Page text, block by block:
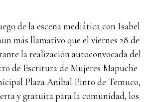
de la escena mediática con Isabel
más llamativo que el viernes 28 de
la realización autoconvocada del
de Escritura de Mujeres Mapuche
Plaza Aníbal Pinto de Temuco,
y gratuita para la comunidad, los